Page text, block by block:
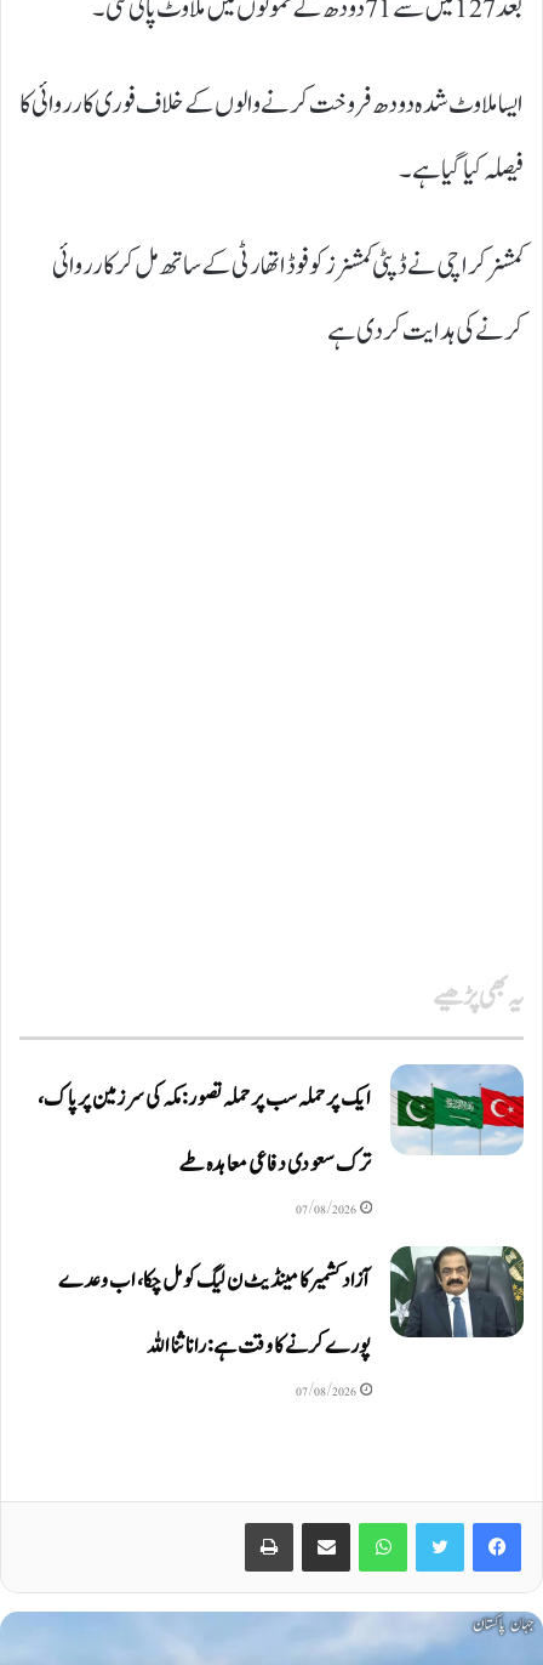
ایسا ملاوٹ شدہ دودھ فروخت کرنے والوں کے خلاف فوری کارروائی کا
فیصلہ کیا گیا ہے۔
کمشنر کراچی نے ڈپٹی کمشنرز کو فوڈ اتھارٹی کے ساتھ مل کر کارروائی
کرنے کی ہدایت کردی ہے
یہ بھی پڑھیے
ایک پر حملہ سب پر حملہ تصور: مکہ کی سرزمین پر پاک،
ترک سعودی دفاعی معاہدہ طے
07/08/2026
آزاد کشمیر کا مینڈیٹ ن لیگ کو مل چکا، اب وعدے
پورے کرنے کا وقت ہے: رانا ثنا اللہ
07/08/2026
Facebook
Twitter
WhatsApp
Share via Email
Print